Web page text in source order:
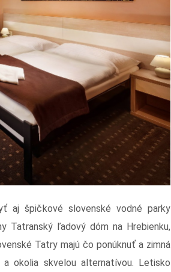
aj špičkové slovenské vodné parky
Tatranský ľadový dóm na Hrebienku,
Tatry majú čo ponúknuť a zimná
okolia skvelou alternatívou. Letisko